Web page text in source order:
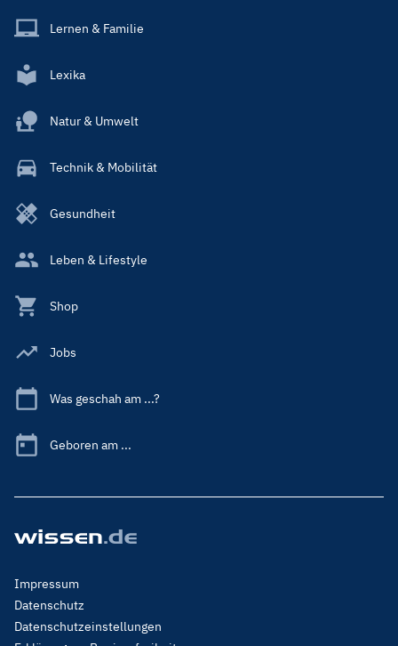
Lernen & Familie
Lexika
Natur & Umwelt
Technik & Mobilität
Gesundheit
Leben & Lifestyle
Shop
Jobs
Was geschah am ...?
Geboren am ...
Footer
Menu
Legal
Impressum
Datenschutz
Datenschutzeinstellungen